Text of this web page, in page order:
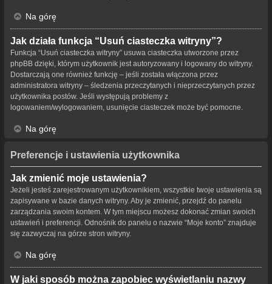
Na górę
Jak działa funkcja “Usuń ciasteczka witryny”?
Funkcja “Usuń ciasteczka witryny” usuwa ciasteczka utworzone przez
phpBB dzięki, którym użytkownik jest autoryzowany i logowany do witryny.
Dostarczają one również funkcję – jeśli została włączona przez
administratora witryny – śledzenia przeczytanych i nieprzeczytanych przez
użytkownika postów. Jeśli występują problemy z
logowaniem/wylogowaniem, usunięcie ciasteczek może być pomocne.
Na górę
Preferencje i ustawienia użytkownika
Jak zmienić moje ustawienia?
Jeżeli jesteś zarejestrowanym użytkownikiem, wszystkie twoje ustawienia są
zapisywane w bazie danych witryny. Aby je zmienić, przejdź do panelu
zarządzania swoim kontem. W tym miejscu możesz dokonać zmian swoich
ustawień i preferencji. Odnośnik do panelu o nazwie “Moje konto” znajduje
się zazwyczaj na górze stron witryny.
Na górę
W jaki sposób można zapobiec wyświetlaniu nazwy